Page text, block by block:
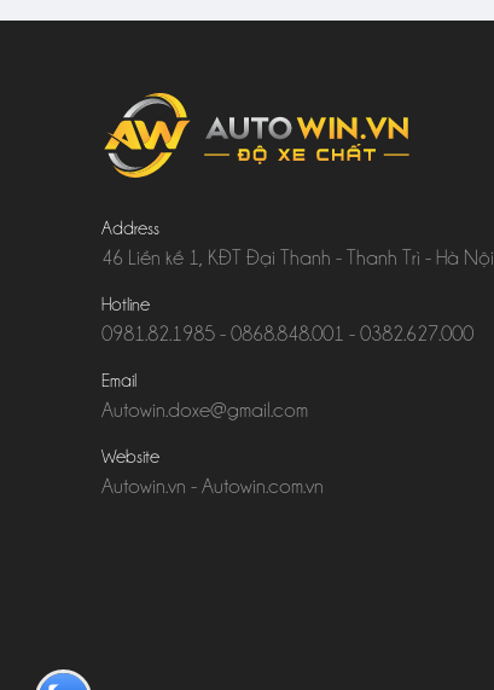
Address
46 Liền kề 1, KĐT Đại Thanh - Thanh Trì - Hà Nội
Hotline
0981.82.1985 - 0868.848.001 - 0382.627.000
Email
Autowin.doxe@gmail.com
Website
Autowin.vn - Autowin.com.vn